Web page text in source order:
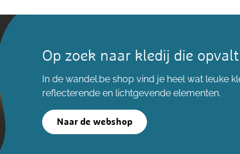
Op zoek naar kledij die
In de wandel.be shop vind je heel wat leuke
reflecterende en lichtgevende elementen.
Naar de webshop